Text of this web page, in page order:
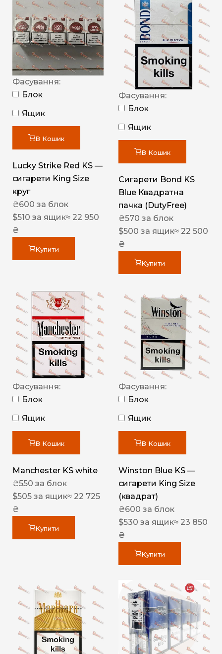
Фасування:
Блок
Ящик
В Кошик
Lucky Strike Red KS —
сигарети King Size
круг
₴600 за блок
$510 за ящик≈ 22 950
₴
Купити
Фасування:
Блок
Ящик
В Кошик
Сигарети Bond KS
Blue Квадратна
пачка (DutyFree)
₴570 за блок
$500 за ящик≈ 22 500
₴
Купити
Фасування:
Блок
Ящик
В Кошик
Manchester KS white
₴550 за блок
$505 за ящик≈ 22 725
₴
Купити
Фасування:
Блок
Ящик
В Кошик
Winston Blue KS —
сигарети King Size
(квадрат)
₴600 за блок
$530 за ящик≈ 23 850
₴
Купити